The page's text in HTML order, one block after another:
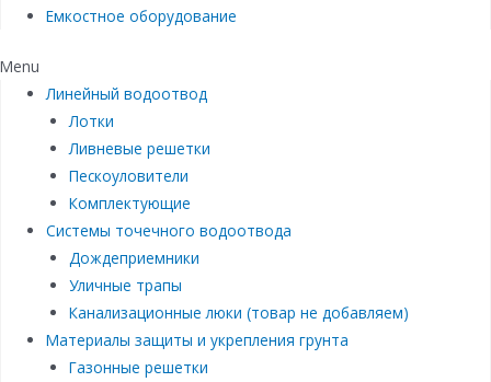
Емкостное оборудование
Menu
Линейный водоотвод
Лотки
Ливневые решетки
Пескоуловители
Комплектующие
Системы точечного водоотвода
Дождеприемники
Уличные трапы
Канализационные люки (товар не добавляем)
Материалы защиты и укрепления грунта
Газонные решетки